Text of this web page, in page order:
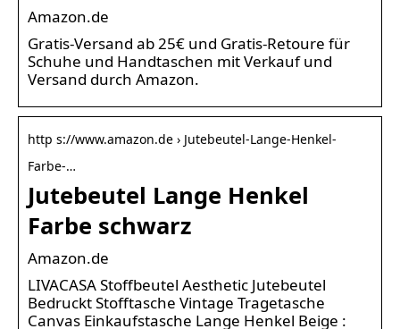
Amazon.de
Gratis-Versand ab 25€ und Gratis-Retoure für
Schuhe und Handtaschen mit Verkauf und
Versand durch Amazon.
http s://www.amazon.de › Jutebeutel-Lange-Henkel-
Farbe-…
Jutebeutel Lange Henkel
Farbe schwarz
Amazon.de
LIVACASA Stoffbeutel Aesthetic Jutebeutel
Bedruckt Stofftasche Vintage Tragetasche
Canvas Einkaufstasche Lange Henkel Beige :